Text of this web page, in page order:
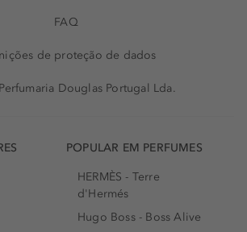
FAQ
de proteção de dados
Douglas Portugal Lda.
POPULAR EM PERFUMES
HERMÈS - Terre
d'Hermés
Hugo Boss - Boss Alive